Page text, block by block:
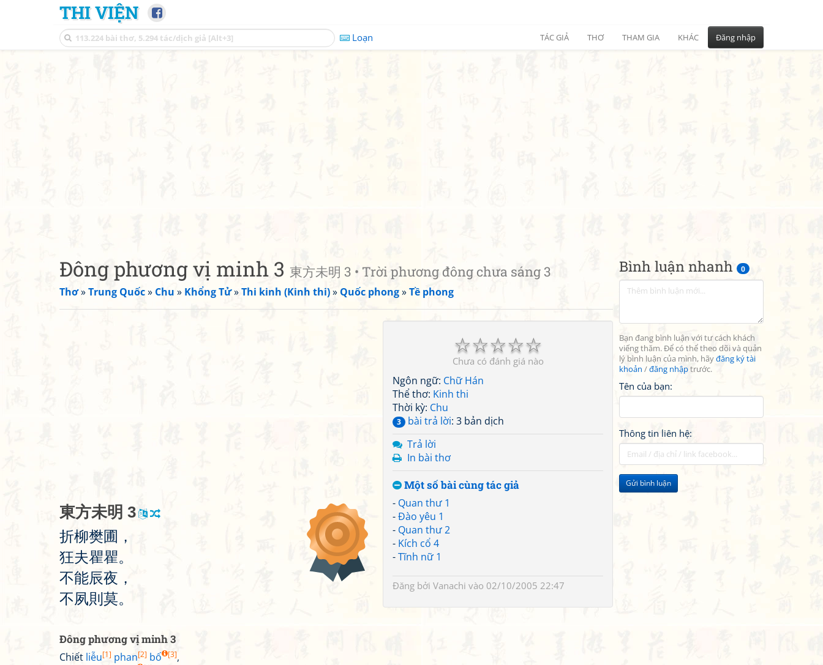
THI VIỆN
Loạn TÁC GIẢ THƠ THAM GIA KHÁC Đăng nhập
Bình luận nhanh 0
Bạn đang bình luận với tư cách khách
viếng thăm. Để có thể theo dõi và quản
lý bình luận của mình, hãyđăng ký tài
khoản /đăng nhậptrước.
Tên của bạn:
Thông tin liên hệ:
Gửi bình luận
Đông phương vị minh 3 東方未明 3 • Trời phương đông chưa sáng 3
Thơ»Trung Quốc» Chu » Khổng Tử»Thi kinh (Kinh thi)» Quốc phong»Tề phong
☆
☆
☆
☆
☆
Chưa có đánh giá nào
Ngôn ngữ: Chữ Hán
Thể thơ: Kinh thi
Thời kỳ: Chu
3 bài trả lời: 3 bản dịch
Trả lời
In bài thơ
Một số bài cùng tác giả
- Quan thư 1
-Đào yêu 1
- Quan thư 2
- Kích cổ 4
-Tĩnh nữ 1
Đăng bởi Vanachi vào 02/10/2005 22:47
東方未明 3
折柳樊圃 ，
狂夫瞿瞿。
不能辰夜 ，
不夙則 莫。
Đông phương vị minh 3
Chiết liễu[1] phan[2] bố [3],